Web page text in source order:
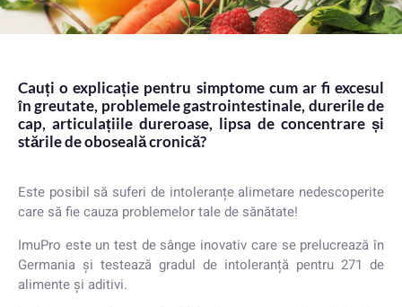
Cauți o explicație pentru simptome cum ar fi excesul
în greutate, problemele gastrointestinale, durerile de
cap, articulațiile dureroase, lipsa de concentrare și
stările de oboseală cronică?
Este posibil să suferi de intoleranțe alimetare nedescoperite
care să fie cauza problemelor tale de sănătate!
ImuPro este un test de sânge inovativ care se prelucrează în
Germania și testează gradul de intoleranță pentru 271 de
alimente și aditivi.